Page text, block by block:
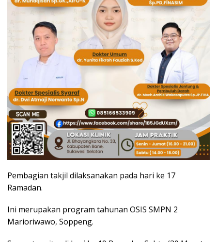
Pembagian takjil dilaksanakan pada hari ke 17
Ramadan.
Ini merupakan program tahunan OSIS SMPN 2
Marioriwawo, Soppeng.